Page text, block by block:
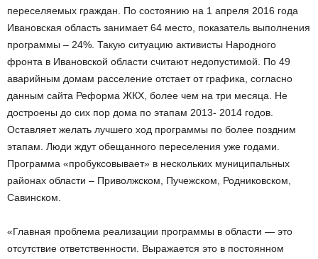
переселяемых граждан. По состоянию на 1 апреля 2016 года
Ивановская область занимает 64 место, показатель выполнения
программы – 24%. Такую ситуацию активисты Народного
фронта в Ивановской области считают недопустимой. По 49
аварийным домам расселение отстает от графика, согласно
данным сайта Реформа ЖКХ, более чем на три месяца. Не
достроены до сих пор дома по этапам 2013- 2014 годов.
Оставляет желать лучшего ход программы по более поздним
этапам. Люди ждут обещанного переселения уже годами.
Программа «пробуксовывает» в нескольких муниципальных
районах области – Приволжском, Пучежском, Родниковском,
Савинском.
«Главная проблема реализации программы в области — это
отсутствие ответственности. Выражается это в постоянном